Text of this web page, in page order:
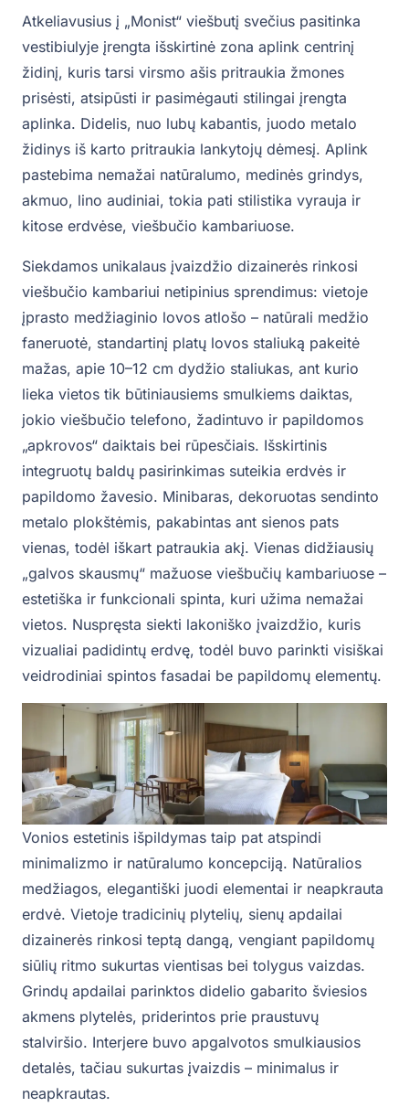
Atkeliavusius į „Monist“ viešbutį svečius pasitinka
vestibiulyje įrengta išskirtinė zona aplink centrinį
židinį, kuris tarsi virsmo ašis pritraukia žmones
prisėsti, atsipūsti ir pasimėgauti stilingai įrengta
aplinka. Didelis, nuo lubų kabantis, juodo metalo
židinys iš karto pritraukia lankytojų dėmesį. Aplink
pastebima nemažai natūralumo, medinės grindys,
akmuo, lino audiniai, tokia pati stilistika vyrauja ir
kitose erdvėse, viešbučio kambariuose.
Siekdamos unikalaus įvaizdžio dizainerės rinkosi
viešbučio kambariui netipinius sprendimus: vietoje
įprasto medžiaginio lovos atlošo – natūrali medžio
faneruotė, standartinį platų lovos staliuką pakeitė
mažas, apie 10–12 cm dydžio staliukas, ant kurio
lieka vietos tik būtiniausiems smulkiems daiktas,
jokio viešbučio telefono, žadintuvo ir papildomos
„apkrovos“ daiktais bei rūpesčiais. Išskirtinis
integruotų baldų pasirinkimas suteikia erdvės ir
papildomo žavesio. Minibaras, dekoruotas sendinto
metalo plokštėmis, pakabintas ant sienos pats
vienas, todėl iškart patraukia akį. Vienas didžiausių
„galvos skausmų“ mažuose viešbučių kambariuose –
estetiška ir funkcionali spinta, kuri užima nemažai
vietos. Nuspręsta siekti lakoniško įvaizdžio, kuris
vizualiai padidintų erdvę, todėl buvo parinkti visiškai
veidrodiniai spintos fasadai be papildomų elementų.
Vonios estetinis išpildymas taip pat atspindi
minimalizmo ir natūralumo koncepciją. Natūralios
medžiagos, elegantiški juodi elementai ir neapkrauta
erdvė. Vietoje tradicinių plytelių, sienų apdailai
dizainerės rinkosi teptą dangą, vengiant papildomų
siūlių ritmo sukurtas vientisas bei tolygus vaizdas.
Grindų apdailai parinktos didelio gabarito šviesios
akmens plytelės, priderintos prie praustuvų
stalviršio. Interjere buvo apgalvotos smulkiausios
detalės, tačiau sukurtas įvaizdis – minimalus ir
neapkrautas.